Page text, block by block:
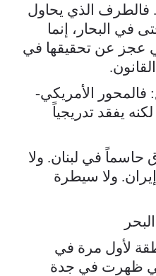
فالطرف الذي يحاول
في البحار، إنما
عجز عن تحقيقها في
الأمريكي-
يفقد تدريجياً
حاسماً في لبنان. ولا
إيران. ولا سيطرة
لأول مرة في
ظهرت في جدة